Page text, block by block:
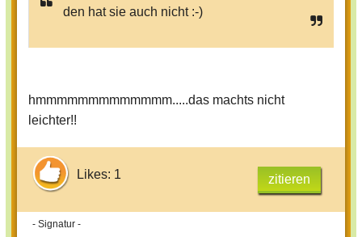
den hat sie auch nicht :-)
hmmmmmmmmmmmmm.....das machts nicht
leichter!!
Likes: 1 zitieren
- Signatur -